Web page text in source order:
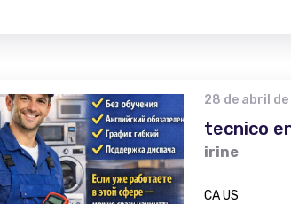
28 de abril
tecnico
irine
CA US